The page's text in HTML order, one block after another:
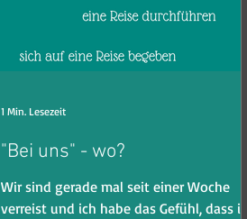
"Bei uns" - wo?
Wir sind gerade mal seit einer Woche
verreist und ich habe das Gefühl, dass ich
1 Min. Lesezeit